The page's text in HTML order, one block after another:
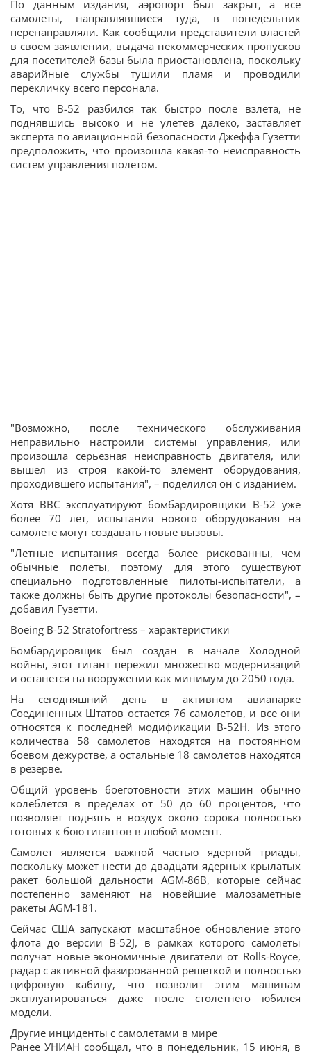
По данным издания, аэропорт был закрыт, а все
самолеты, направлявшиеся туда, в понедельник
перенаправляли. Как сообщили представители властей
в своем заявлении, выдача некоммерческих пропусков
для посетителей базы была приостановлена, поскольку
аварийные службы тушили пламя и проводили
перекличку всего персонала.
То, что B-52 разбился так быстро после взлета, не
поднявшись высоко и не улетев далеко, заставляет
эксперта по авиационной безопасности Джеффа Гузетти
предположить, что произошла какая-то неисправность
систем управления полетом.
"Возможно, после технического обслуживания
неправильно настроили системы управления, или
произошла серьезная неисправность двигателя, или
вышел из строя какой-то элемент оборудования,
проходившего испытания", – поделился он с изданием.
Хотя ВВС эксплуатируют бомбардировщики B-52 уже
более 70 лет, испытания нового оборудования на
самолете могут создавать новые вызовы.
"Летные испытания всегда более рискованны, чем
обычные полеты, поэтому для этого существуют
специально подготовленные пилоты-испытатели, а
также должны быть другие протоколы безопасности", –
добавил Гузетти.
Boeing B-52 Stratofortress – характеристики
Бомбардировщик был создан в начале Холодной
войны, этот гигант пережил множество модернизаций
и останется на вооружении как минимум до 2050 года.
На сегодняшний день в активном авиапарке
Соединенных Штатов остается 76 самолетов, и все они
относятся к последней модификации B-52H. Из этого
количества 58 самолетов находятся на постоянном
боевом дежурстве, а остальные 18 самолетов находятся
в резерве.
Общий уровень боеготовности этих машин обычно
колеблется в пределах от 50 до 60 процентов, что
позволяет поднять в воздух около сорока полностью
готовых к бою гигантов в любой момент.
Самолет является важной частью ядерной триады,
поскольку может нести до двадцати ядерных крылатых
ракет большой дальности AGM-86B, которые сейчас
постепенно заменяют на новейшие малозаметные
ракеты AGM-181.
Сейчас США запускают масштабное обновление этого
флота до версии B-52J, в рамках которого самолеты
получат новые экономичные двигатели от Rolls-Royce,
радар с активной фазированной решеткой и полностью
цифровую кабину, что позволит этим машинам
эксплуатироваться даже после столетнего юбилея
модели.
Другие инциденты с самолетами в мире
Ранее УНИАН сообщал, что в понедельник, 15 июня, в